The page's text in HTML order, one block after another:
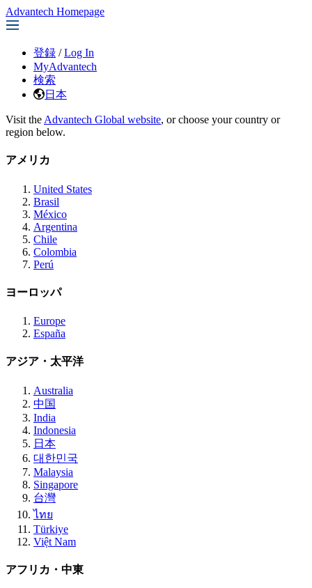
Advantech Homepage
登録 / Log In
MyAdvantech
検索
日本
Visit the Advantech Global website, or choose your country or
region below.
アメリカ
United States
Brasil
México
Argentina
Chile
Colombia
Perú
ヨーロッパ
Europe
España
アジア・太平洋
Australia
中国
India
Indonesia
日本
대한민국
Malaysia
Singapore
台灣
ไทย
Türkiye
Việt Nam
アフリカ・中東